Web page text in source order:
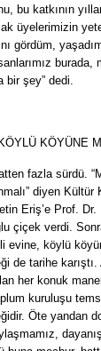
bu katkının
üyelerimizin
gördüm,
burada,
bir şey” dedi.
KÖYÜNE
fazla sürdü.
diyen Kültür
Eriş’e Prof. Dr.
çiçek verdi.
evine, köylü
de tarihe karıştı.
her konuk
kuruluşu
Öte yandan